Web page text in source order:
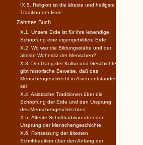
IX.5. Religion ist die älteste und heiligste
Tradition der Erde
Zehntes Buch
X.1. Unsere Erde ist für ihre lebendige
Schöpfung eine eigengebildete Erde
X.2. Wo war die Bildungsstätte und der
älteste Wohnsitz der Menschen?
X.3. Der Gang der Kultur und Geschichte
gibt historische Beweise, daß das
Menschengeschlecht in Asien entstanden
sei
X.4. Asiatische Traditionen über die
Schöpfung der Erde und den Ursprung
des Menschengeschlechtes
X.5. Älteste Schrifttradition über den
Ursprung der Menschengeschichte
X.6. Fortsetzung der ältesten
Schrifttradition über den Anfang der